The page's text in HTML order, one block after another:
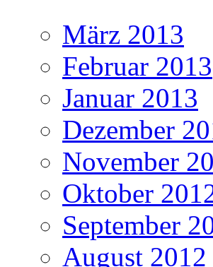
März 2013
Februar 2013
Januar 2013
Dezember
November
Oktober
September
August 2012